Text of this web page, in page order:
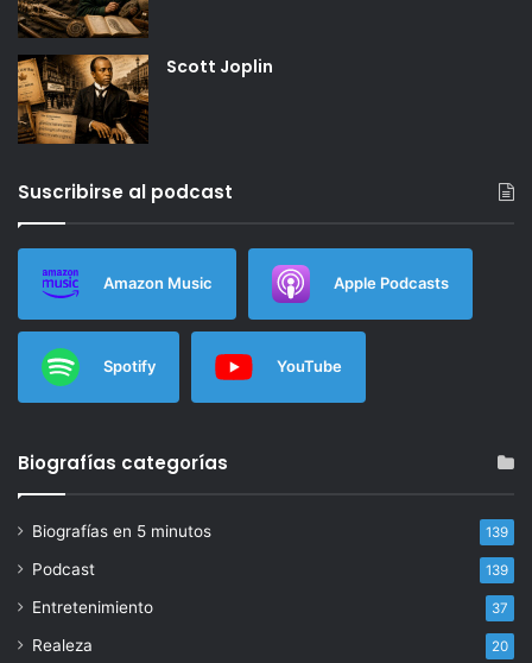
Scott Joplin
Suscribirse al podcast
Amazon Music Apple Podcasts
Spotify YouTube
Biografías categorías
Biografías en 5 minutos 139
Podcast 139
Entretenimiento 37
Realeza 20